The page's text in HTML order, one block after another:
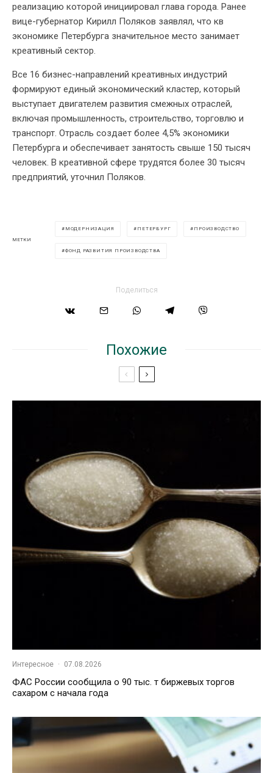
реализацию которой инициировал глава города. Ранее
вице-губернатор Кирилл Поляков заявлял, что кв
экономике Петербурга значительное место занимает
креативный сектор.
Все 16 бизнес-направлений креативных индустрий
формируют единый экономический кластер, который
выступает двигателем развития смежных отраслей,
включая промышленность, строительство, торговлю и
транспорт. Отрасль создает более 4,5% экономики
Петербурга и обеспечивает занятость свыше 150 тысяч
человек. В креативной сфере трудятся более 30 тысяч
предприятий, уточнил Поляков.
МЕТКИ
МОДЕРНИЗАЦИЯ ПЕТЕРБУРГ ПРОИЗВОДСТВО
ФОНД РАЗВИТИЯ ПРОИЗВОДСТВА
Поделиться
Похожие
Интересное · 07.08.2026
ФАС России сообщила о 90 тыс. т биржевых торгов
сахаром с начала года